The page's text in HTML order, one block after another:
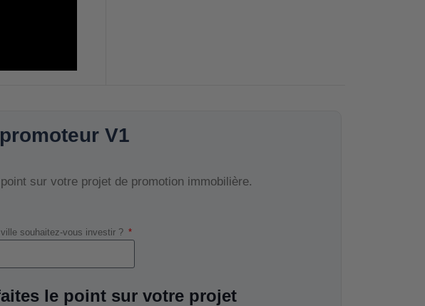
V1
sur votre projet de promotion immobilière.
souhaitez-vous investir ?
le point sur votre projet